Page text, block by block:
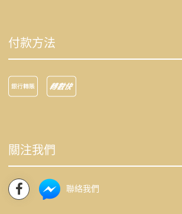
付款方法
關注我們
聯絡我們